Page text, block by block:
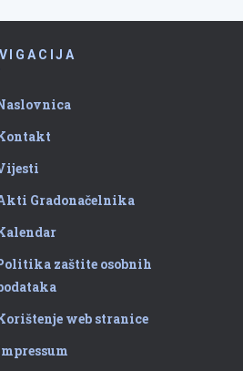
Gradonačelnika
zaštite osobnih
web stranice